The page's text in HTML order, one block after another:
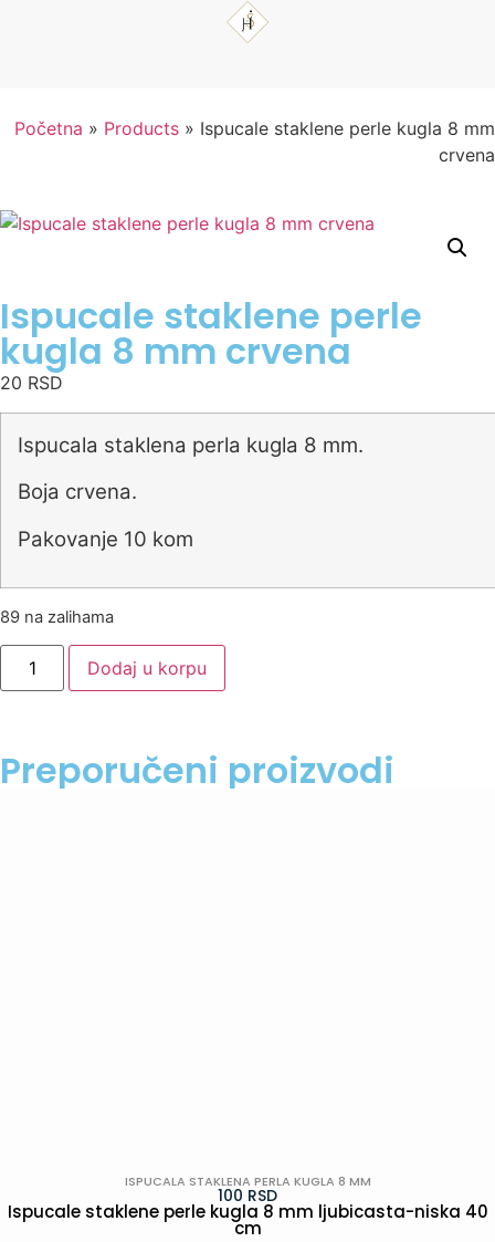
Početna » Products » Ispucale staklene perle kugla 8 mm
crvena
Ispucale staklene perle
kugla 8 mm crvena
20 RSD
Ispucala staklena perla kugla 8 mm.
Boja crvena.
Pakovanje 10 kom
89 na zalihama
Dodaj u korpu
Preporučeni proizvodi
ISPUCALA STAKLENA PERLA KUGLA 8 MM
100 RSD
Ispucale staklene perle kugla 8 mm ljubicasta-niska 40
cm